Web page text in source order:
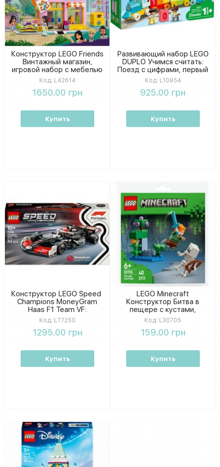
Конструктор LEGO Friends
Винтажный магазин,
игровой набор с мебелью
и аксессуарами для детей
Код: L42614
1650.00 грн
Купить
Развивающий набор LEGO
DUPLO Учимся считать:
Поезд с цифрами, первый
конструктор для малышей
Код: L10954
925.00 грн
Купить
Конструктор LEGO Speed ​​
Champions MoneyGram
Haas F1 Team VF:
развивающий набор
гоночного болида
Формулы-1 в коробке
Код: L77250
1295.00 грн
Купить
LEGO Minecraft
Конструктор Битва в
пещере с кустами,
сборная игровая локация с
фигурками для детей
Код: L30705
159.00 грн
Купить